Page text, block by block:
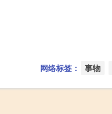
网络标签： 事物